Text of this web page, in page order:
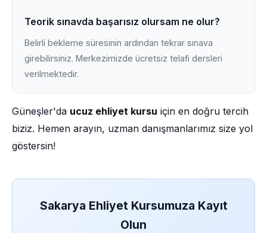
Teorik sınavda başarısız olursam ne olur?
Belirli bekleme süresinin ardından tekrar sınava
girebilirsiniz. Merkezimizde ücretsiz telafi dersleri
verilmektedir.
Güneşler'da ucuz ehliyet kursu için en doğru tercih
biziz. Hemen arayın, uzman danışmanlarımız size yol
göstersin!
Sakarya Ehliyet Kursumuza Kayıt
Olun